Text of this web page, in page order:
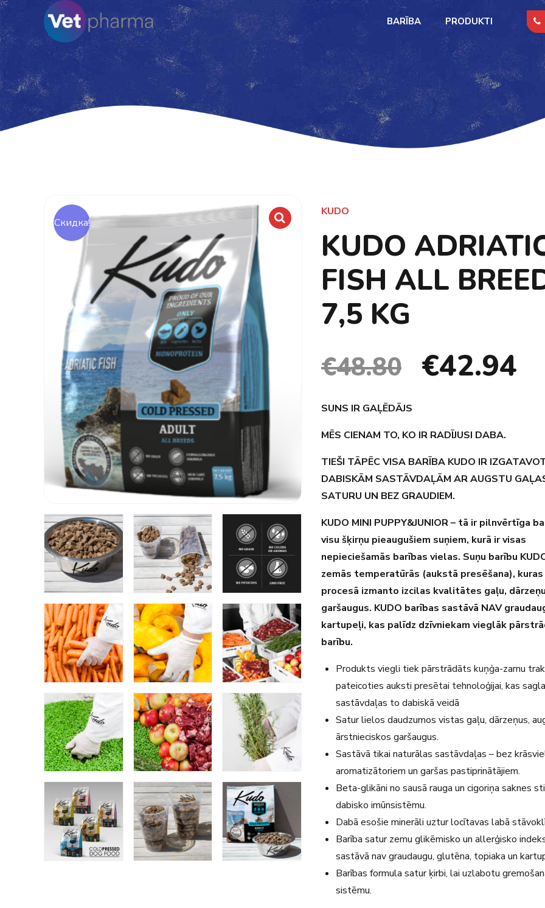
BARĪBA PRODUKTI
Скидка!
KUDO
KUDO
FISH ALL
7,5 KG
€48.80 €42.94
SUNS IR GAĻĒDĀJS
MĒS CIENAM TO, KO IR RADĪJUSI DABA.
TIEŠI TĀPĒC VISA BARĪBA KUDO IR
DABISKĀM SASTĀVDAĻĀM AR AUGSTU
SATURU UN BEZ GRAUDIEM.
KUDO MINI PUPPY&JUNIOR – tā ir pilnvērtīga
visu šķirņu pieaugušiem suņiem, kurā ir visas
nepieciešamās barības vielas. Suņu barību
zemās temperatūrās (aukstā presēšana), kuras
procesā izmanto izcilas kvalitātes gaļu,
garšaugus. KUDO barības sastāvā NAV
kartupeļi, kas palīdz dzīvniekam vieglāk
barību.
Produkts viegli tiek pārstrādāts kuņģa-zarnu
pateicoties auksti presētai tehnoloģijai, kas
sastāvdaļas to dabiskā veidā
Satur lielos daudzumos vistas gaļu, dārzeņus,
ārstnieciskos garšaugus.
Sastāvā tikai naturālas sastāvdaļas – bez
aromatizātoriem un garšas pastiprinātājiem.
Beta-glikāni no sausā rauga un cigoriņa saknes
dabisko imūnsistēmu.
Dabā esošie minerāli uztur locītavas labā
Barība satur zemu glikēmisko un allerģisko
sastāvā nav graudaugu, glutēna, topiaka un
Barības formula satur ķirbi, lai uzlabotu
sistēmu.